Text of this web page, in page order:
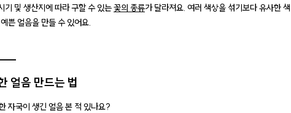
기 및 생산지에 따라 구할 수 있는꽃의 종류가 달라져요. 여러 색상을 섞기보다 유사한
쁜 얼음을 만들 수 있어요.
얼음 만드는 법
자국이 생긴 얼음 본 적 있나요?